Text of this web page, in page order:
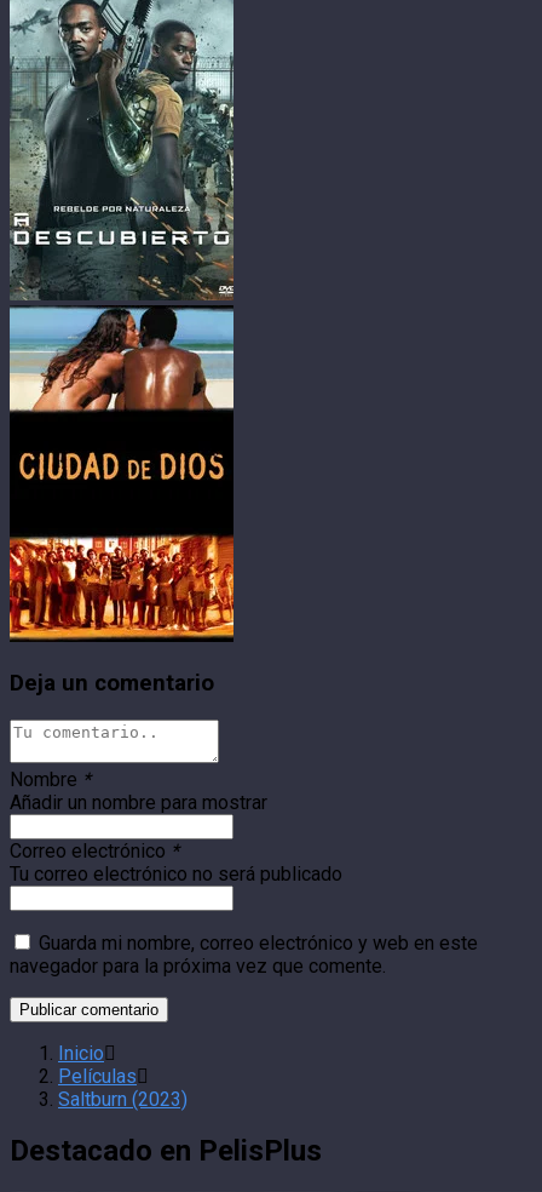
Deja un comentario
Nombre *
Añadir un nombre para mostrar
Correo electrónico *
Tu correo electrónico no será publicado
Guarda mi nombre, correo electrónico y web en este
navegador para la próxima vez que comente.
Inicio
Películas
Saltburn (2023)
Destacado en PelisPlus